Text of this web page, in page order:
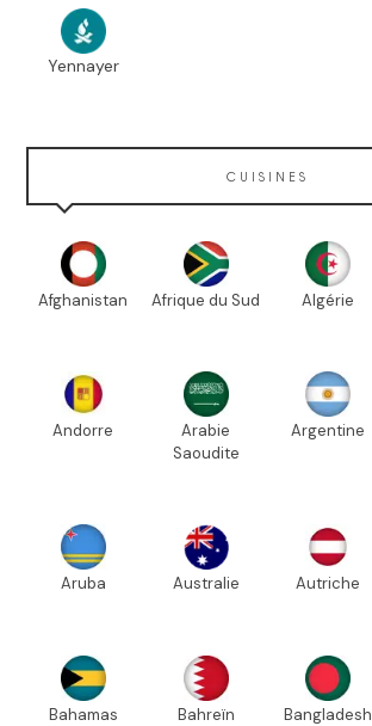
Yennayer
CUISINES
Afghanistan Afrique du Sud Algérie
Andorre
Arabie
Saoudite
Argentine
Aruba Australie Autriche
Bahamas Bahreïn Bangladesh